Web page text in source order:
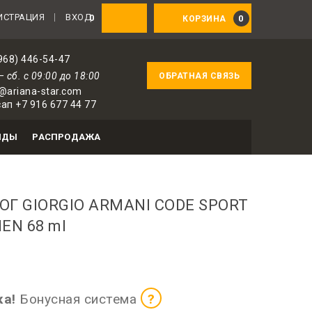
пользователям — 1 бонус за 100 ₽ от
КОРЗИНА 0
0
ВХОД
446-54-47
сб. с 09:00 до 18:00
star.com
+7 916 677 44 77
ОБРАТНАЯ СВЯЗЬ
РАСПРОДАЖА
GIORGIO ARMANI CODE SPORT
68 ml
Бонусная система ?
пользователей